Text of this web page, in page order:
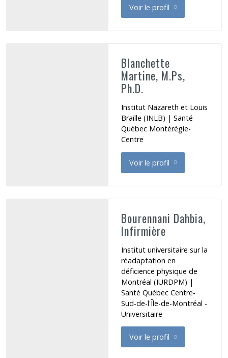
Voir le profil
de Bindiu Anna Maria
Blanchette
Martine, M.Ps,
Ph.D.
Institut Nazareth et Louis
Braille (INLB) | Santé
Québec Montérégie-
Centre
Voir le profil
de Blanchette Martine
Bourennani Dahbia,
Infirmière
Institut universitaire sur la
réadaptation en
déficience physique de
Montréal (IURDPM) |
Santé Québec Centre-
Sud-de-l'Île-de-Montréal -
Universitaire
Voir le profil
de Bourennani Dahbia